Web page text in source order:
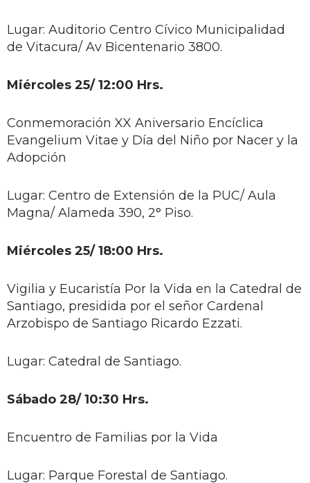
Lugar: Auditorio Centro Cívico Municipalidad
de Vitacura/ Av Bicentenario 3800.
Miércoles 25/ 12:00 Hrs.
Conmemoración XX Aniversario Encíclica
Evangelium Vitae y Día del Niño por Nacer y la
Adopción
Lugar: Centro de Extensión de la PUC/ Aula
Magna/ Alameda 390, 2° Piso.
Miércoles 25/ 18:00 Hrs.
Vigilia y Eucaristía Por la Vida en la Catedral de
Santiago, presidida por el señor Cardenal
Arzobispo de Santiago Ricardo Ezzati.
Lugar: Catedral de Santiago.
Sábado 28/ 10:30 Hrs.
Encuentro de Familias por la Vida
Lugar: Parque Forestal de Santiago.